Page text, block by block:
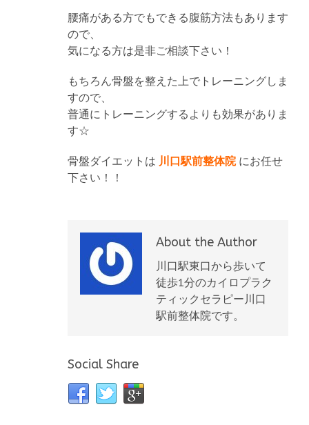
腰痛がある方でもできる腹筋方法もあります
ので、
気になる方は是非ご相談下さい！
もちろん骨盤を整えた上でトレーニングしま
すので、
普通にトレーニングするよりも効果がありま
す☆
骨盤ダイエットは 川口駅前整体院にお任せ
下さい！！
About the Author
川口駅東口から歩いて
徒歩1分のカイロプラク
ティックセラピー川口
駅前整体院です。
Social Share